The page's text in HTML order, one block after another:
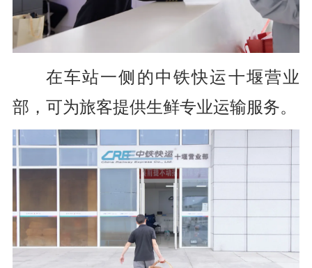
在车站一侧的中铁快运十堰营业
部， 可为旅客提供生鲜专业运输服务。